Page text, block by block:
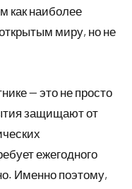
как наиболее
миру, но не
— это не просто
защищают от
ежегодного
Именно поэтому,